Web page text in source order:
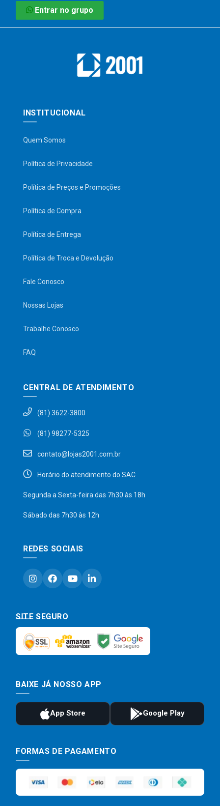
Entrar no grupo
INSTITUCIONAL
Quem Somos
Política de Privacidade
Política de Preços e Promoções
Política de Compra
Política de Entrega
Política de Troca e Devolução
Fale Conosco
Nossas Lojas
Trabalhe Conosco
FAQ
CENTRAL DE ATENDIMENTO
(81) 3622-3800
(81) 98277-5325
contato@lojas2001.com.br
Horário do atendimento do SAC
Segunda a Sexta-feira das 7h30 às 18h
Sábado das 7h30 às 12h
REDES SOCIAIS
SITE SEGURO
BAIXE JÁ NOSSO APP
FORMAS DE PAGAMENTO